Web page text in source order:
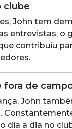
clube
John tem
entrevistas, o
contribuiu
fora de
John
dia a dia no